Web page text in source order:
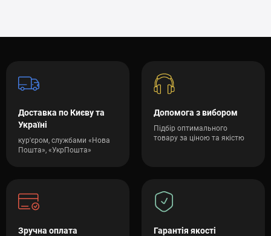
Доставка по Києву та
Україні
кур'єром, службами «Нова
Пошта», «УкрПошта»
Допомога з вибором
Підбір оптимального
товару за ціною та якістю
Зручна оплата Гарантія якості